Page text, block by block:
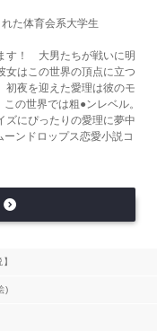
た体育会系大学生
す！ 大男たちが戦いに明
女はこの世界の頂点に立つ
初夜を迎えた愛理は彼のモ
の世界では粗●ンレベル。
ズにぴったりの愛理に夢中
ンドロップス恋愛小説コ
)